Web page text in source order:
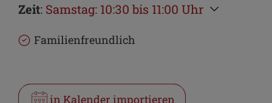
Zeit: Samstag: 10:30 bis 11:00 Uhr
Familienfreundlich
in Kalender importieren